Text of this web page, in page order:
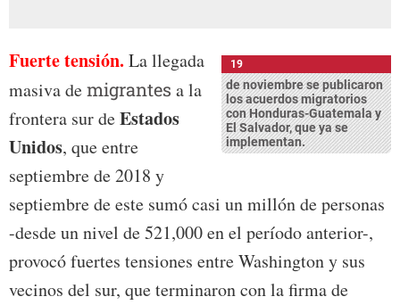
19
de noviembre se publicaron
los acuerdos migratorios
con Honduras-Guatemala y
El Salvador, que ya se
implementan.
Fuerte tensión. La llegada
masiva demigrantes a la
frontera sur deEstados
Unidos, que entre
septiembre de 2018 y
septiembre de este sumó casi un millón de personas
-desde un nivel de 521,000 en el período anterior-,
provocó fuertes tensiones entre Washington y sus
vecinos del sur, que terminaron con la firma de